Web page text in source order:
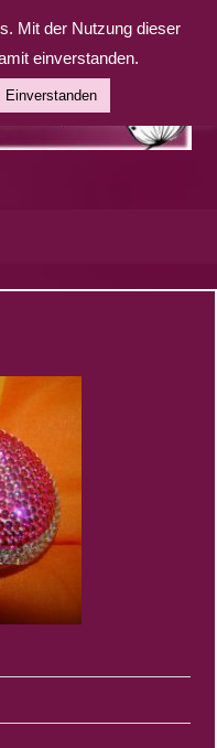
Mit der Nutzung dieser
einverstanden.
Einverstanden